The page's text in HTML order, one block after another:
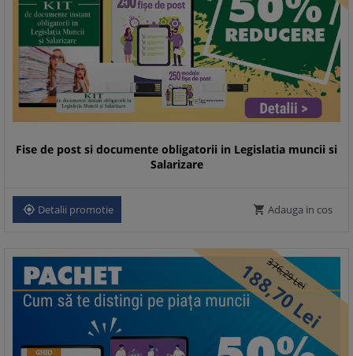
Fise de post si documente obligatorii in Legislatia muncii si
Salarizare
 Detalii promotie  Adauga in cos
376,29Lei
188,70Lei